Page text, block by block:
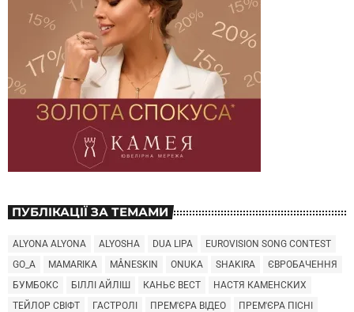
ПУБЛІКАЦІЇ ЗА ТЕМАМИ
ALYONA ALYONA ALYOSHA DUA LIPA
EUROVISION SONG CONTEST
GO_A
MAMARIKA MÅNESKIN ONUKA SHAKIRA
ЄВРОБАЧЕННЯ
БУМБОКС
БІЛЛІ АЙЛІШ КАНЬЄ ВЕСТ
НАСТЯ КАМЕНСКИХ
ТЕЙЛОР СВІФТ
ГАСТРОЛІ ПРЕМ'ЄРА ВІДЕО
ПРЕМ'ЄРА ПІСНІ